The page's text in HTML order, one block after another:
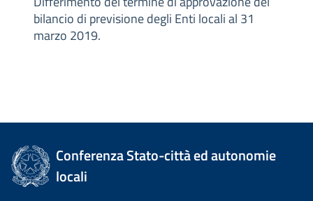
bilancio di previsione degli Enti locali al 31
marzo 2019.
Conferenza Stato-città ed autonomie
locali